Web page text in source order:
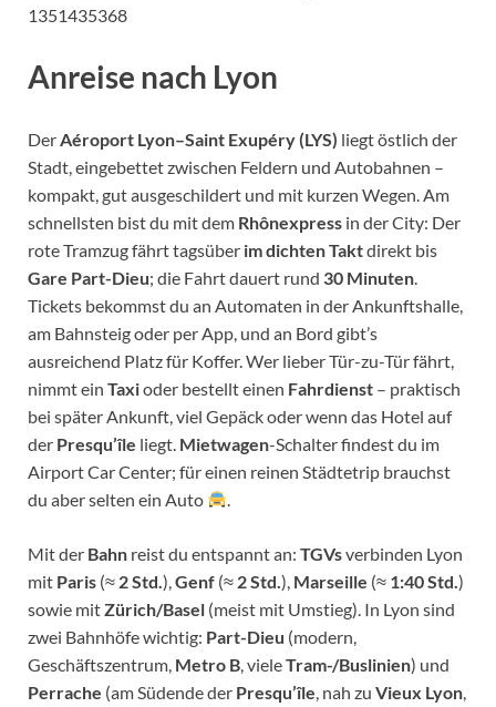
1351435368
Anreise nach Lyon
Der Aéroport Lyon–Saint Exupéry (LYS) liegt östlich der
Stadt, eingebettet zwischen Feldern und Autobahnen –
kompakt, gut ausgeschildert und mit kurzen Wegen. Am
schnellsten bist du mit dem Rhônexpress in der City: Der
rote Tramzug fährt tagsüber im dichten Taktdirekt bis
Gare Part-Dieu; die Fahrt dauert rund 30 Minuten
Tickets bekommst du an Automaten in der Ankunftshalle,
am Bahnsteig oder per App, und an Bord gibt’s
ausreichend Platz für Koffer. Wer lieber Tür-zu-Tür fährt,
nimmt ein Taxioder bestellt einen Fahrdienst – praktisch
bei später Ankunft, viel Gepäck oder wenn das Hotel auf
der Presqu’île liegt. Mietwagen-Schalter findest du im
Airport Car Center; für einen reinen Städtetrip brauchst
du aber selten ein Auto
Mit der Bahn reist du entspannt an: TGVsverbinden Lyon
mit Paris (≈ 2 Std. ), Genf (≈ 2 Std. ), Marseille (≈ 1:40 Std. )
sowie mitZürich/Basel (meist mit Umstieg). In Lyon sind
zwei Bahnhöfe wichtig: Part-Dieu (modern,
Geschäftszentrum, Metro B , vieleTram-/Buslinien) und
Perrache (am Südende der Presqu’île , nah zu Vieux Lyon